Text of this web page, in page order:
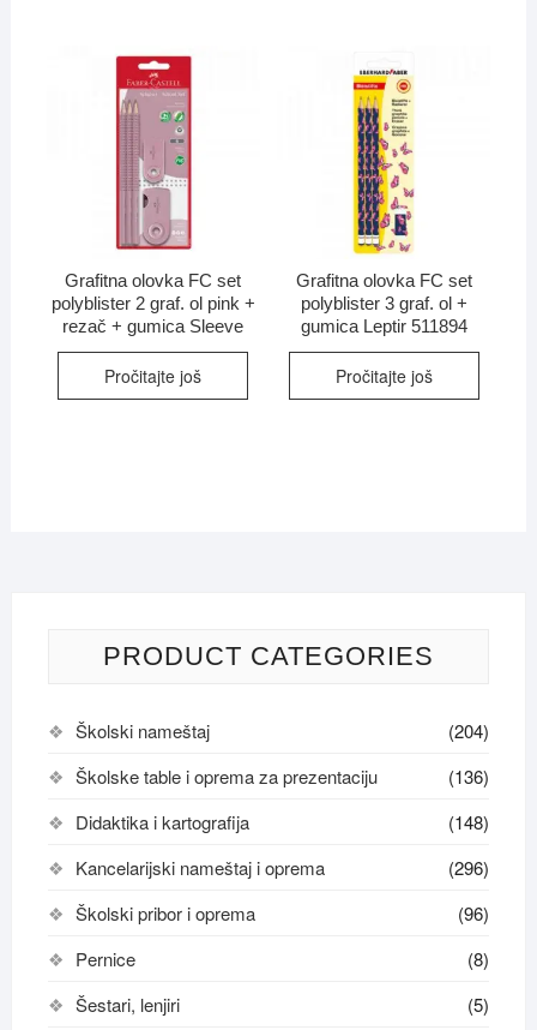
Grafitna olovka FC set
polyblister 2 graf. ol pink +
rezač + gumica Sleeve
Pročitajte još
Grafitna olovka FC set
polyblister 3 graf. ol +
gumica Leptir 511894
Pročitajte još
PRODUCT CATEGORIES
Školski nameštaj
(204)
Školske table i oprema za prezentaciju
(136)
Didaktika i kartografija
(148)
Kancelarijski nameštaj i oprema
(296)
Školski pribor i oprema
(96)
Pernice
(8)
Šestari, lenjiri
(5)